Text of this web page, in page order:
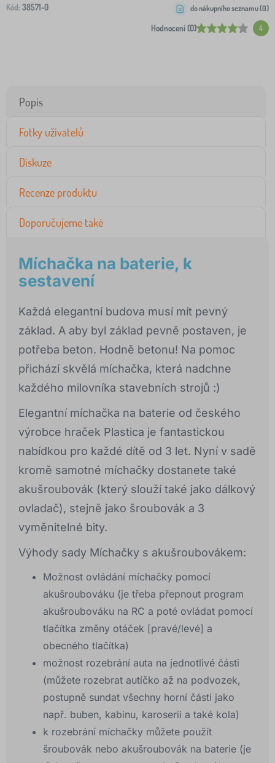
Kód: 38571-0
Hodnocení (0) 4
do nákupního seznamu (0)
Popis
Fotky uživatelů
Diskuze
Recenze produktu
Doporučujeme také
Míchačka na baterie, k
sestavení
Každá elegantní budova musí mít pevný
základ. A aby byl základ pevně postaven, je
potřeba beton. Hodně betonu! Na pomoc
přichází skvělá míchačka, která nadchne
každého milovníka stavebních strojů :)
Elegantní míchačka na baterie od českého
výrobce hraček Plastica je fantastickou
nabídkou pro každé dítě od 3 let. Nyní v sadě
kromě samotné míchačky dostanete také
akušroubovák (který slouží také jako dálkový
ovladač), stejně jako šroubovák a 3
vyměnitelné bity.
Výhody sady Míchačky s akušroubovákem:
Možnost ovládání míchačky pomocí
akušroubováku (je třeba přepnout program
akušroubováku na RC a poté ovládat pomocí
tlačítka změny otáček [pravé/levé] a
obecného tlačítka)
možnost rozebrání auta na jednotlivé části
(můžete rozebrat autíčko až na podvozek,
postupně sundat všechny horní části jako
např. buben, kabinu, karoserii a také kola)
k rozebrání míchačky můžete použít
šroubovák nebo akušroubovák na baterie (je